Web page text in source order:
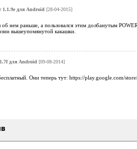
1.1.9e для Android [28-04-2015]
нем раньше, а пользовался этим долбанутым
вышеупомянутой какашки.
для Android [09-08-2014]
Они теперь тут: https://play.google.com/